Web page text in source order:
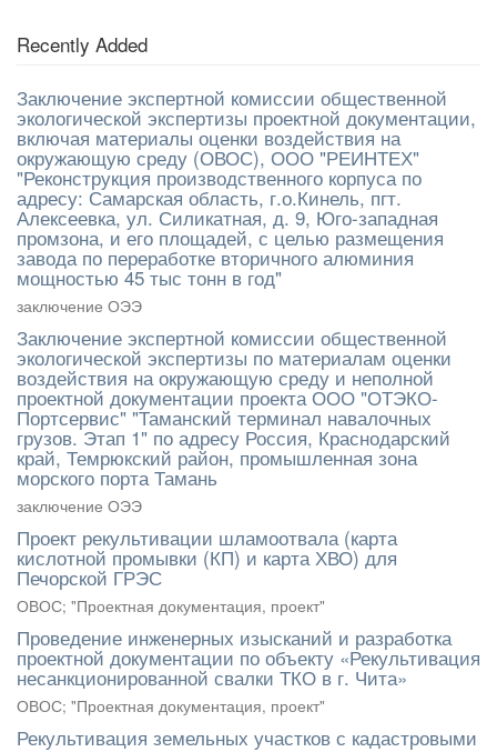
Recently Added
Заключение экспертной комиссии общественной
экологической экспертизы проектной документации,
включая материалы оценки воздействия на
окружающую среду (ОВОС), ООО "РЕИНТЕХ"
"Реконструкция производственного корпуса по
адресу: Самарская область, г.о.Кинель, пгт.
Алексеевка, ул. Силикатная, д. 9, Юго-западная
промзона, и его площадей, с целью размещения
завода по переработке вторичного алюминия
мощностью 45 тыс тонн в год"
заключение ОЭЭ
Заключение экспертной комиссии общественной
экологической экспертизы по материалам оценки
воздействия на окружающую среду и неполной
проектной документации проекта ООО "ОТЭКО-
Портсервис" "Таманский терминал навалочных
грузов. Этап 1" по адресу Россия, Краснодарский
край, Темрюкский район, промышленная зона
морского порта Тамань
заключение ОЭЭ
Проект рекультивации шламоотвала (карта
кислотной промывки (КП) и карта ХВО) для
Печорской ГРЭС
ОВОС; "Проектная документация, проект"
Проведение инженерных изысканий и разработка
проектной документации по объекту «Рекультивация
несанкционированной свалки ТКО в г. Чита»
ОВОС; "Проектная документация, проект"
Рекультивация земельных участков с кадастровыми